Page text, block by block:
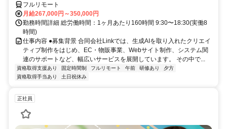
フルリモート
月給267,000円～350,000円
勤務時間詳細 総労働時間：1ヶ月あたり160時間 9:30〜18:30(実働8
時間)
仕事内容 ●募集背景 合同会社Linkでは、生成AIを取り入れたクリエイ
ティブ制作をはじめ、EC・物販事業、Webサイト制作、システム関
連のサポートなど、幅広いサービスを展開しています。 その中で...
資格取得支援あり 固定時間制 フルリモート 午前 研修あり
夕方
資格取得手当あり
土日祝休み
正社員